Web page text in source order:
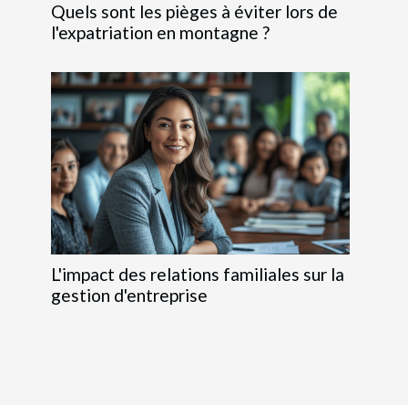
Quels sont les pièges à éviter lors de
l'expatriation en montagne ?
L'impact des relations familiales sur la
gestion d'entreprise